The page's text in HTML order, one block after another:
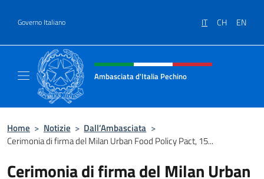
Governo Italiano IT CH EN
Intestazione sito, social e menù
Ambasciata d'Italia Pechino
Home > Notizie > Dall’Ambasciata >
Cerimonia di firma del Milan Urban Food Policy Pact, 15...
Cerimonia di firma del Milan Urban